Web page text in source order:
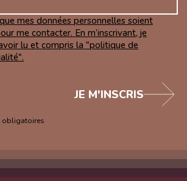
mes données personnelles soient
me contacter. En m’inscrivant, je
lu et compris la "politique de
obligatoires
JE M'INSCRIS